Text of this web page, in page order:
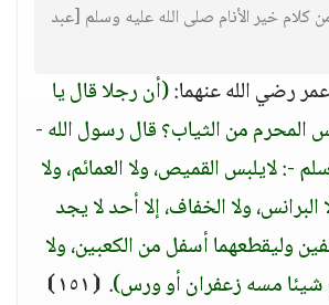
كلام خير الأنام صلى الله عليه وسلم [عبد
رضي الله عنهما:(أن رجلا قال يا
المحرم من الثياب؟ قال رسول الله -
-: لايلبس القميص، ولا العمائم، ولا
البرانس، ولا الخفاف، إلا أحد لا يجد
وليقطعهما أسفل من الكعبين، ولا
شيئا مسه زعفران أو ورس). ⦗١٥١⦘